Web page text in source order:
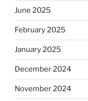
June 2025
February 2025
January 2025
December 2024
November 2024